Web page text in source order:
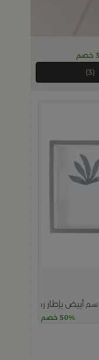
(3)
50% خصم